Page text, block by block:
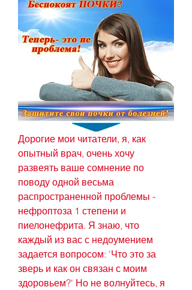
Дорогие мои читатели, я, как
опытный врач, очень хочу
развеять ваше сомнение по
поводу одной весьма
распространенной проблемы -
нефроптоза 1 степени и
пиелонефрита. Я знаю, что
каждый из вас с недоумением
задается вопросом: 'Что это за
зверь и как он связан с моим
здоровьем?' Но не волнуйтесь, я